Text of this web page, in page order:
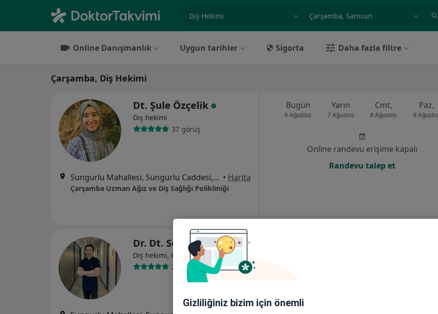
Online Danışmanlık Uygun tarihler Sigorta Daha fazla filtre
Çarşamba, Diş Hekimi
Dt. Şule Özçelik
Diş hekimi
37 görüş
Sungurlu Mahallesi, Sungurlu Caddesi, No:14 C, Samsun • Harita
Çarşamba Uzman Ağız ve Diş Sağlığı Polikliniği
Bugün
6 Ağustos
Yarın
7 Ağustos
Cmt,
8 Ağustos
Paz,
9
Online randevu erişime kapalı
Randevu talep et
Dr. Dt. Sefa Kılıç
Diş hekimi, Protetik diş tedavisi
29 görüş
Gizliliğiniz bizim için önemli